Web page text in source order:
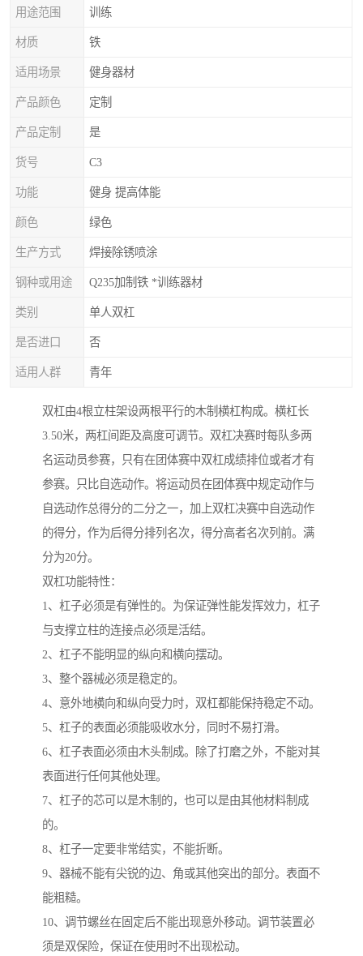
用途范围 训练
材质 铁
适用场景 健身器材
产品颜色 定制
产品定制 是
货号 C3
功能 健身 提高体能
颜色 绿色
生产方式 焊接除锈喷涂
钢种或用途 Q235加制铁 *训练器材
类别 单人双杠
是否进口 否
适用人群 青年
双杠由4根立柱架设两根平行的木制横杠构成。横杠长
3.50米，两杠间距及高度可调节。双杠决赛时每队多两
名运动员参赛，只有在团体赛中双杠成绩排位或者才有
参赛。只比自选动作。将运动员在团体赛中规定动作与
自选动作总得分的二分之一，加上双杠决赛中自选动作
的得分，作为后得分排列名次，得分高者名次列前。满
分为20分。
双杠功能特性：
1、杠子必须是有弹性的。为保证弹性能发挥效力，杠子
与支撑立柱的连接点必须是活结。
2、杠子不能明显的纵向和横向摆动。
3、整个器械必须是稳定的。
4、意外地横向和纵向受力时，双杠都能保持稳定不动。
5、杠子的表面必须能吸收水分，同时不易打滑。
6、杠子表面必须由木头制成。除了打磨之外，不能对其
表面进行任何其他处理。
7、杠子的芯可以是木制的，也可以是由其他材料制成
的。
8、杠子一定要非常结实，不能折断。
9、器械不能有尖锐的边、角或其他突出的部分。表面不
能粗糙。
10、调节螺丝在固定后不能出现意外移动。调节装置必
须是双保险，保证在使用时不出现松动。